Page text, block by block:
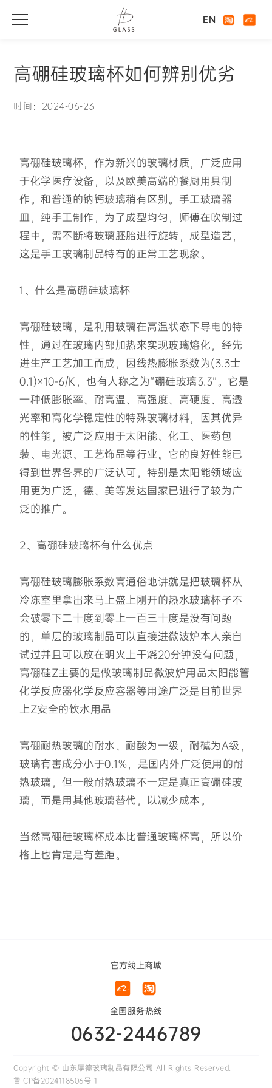
EN
高硼硅玻璃杯如何辨别优劣
时间：2024-06-23
高硼硅玻璃杯，作为新兴的玻璃材质，广泛应用
于化学医疗设备，以及欧美高端的餐厨用具制
作。和普通的钠钙玻璃稍有区别。手工玻璃器
皿，纯手工制作，为了成型均匀，师傅在吹制过
程中，需不断将玻璃胚胎进行旋转，成型造艺，
这是手工玻璃制品特有的正常工艺现象。
1、什么是高硼硅玻璃杯
高硼硅玻璃，是利用玻璃在高温状态下导电的特
性，通过在玻璃内部加热来实现玻璃熔化，经先
进生产工艺加工而成，因线热膨胀系数为(3.3士
0.1)×10-6/K，也有人称之为“硼硅玻璃3.3”。它是
一种低膨胀率、耐高温、高强度、高硬度、高透
光率和高化学稳定性的特殊玻璃材料，因其优异
的性能，被广泛应用于太阳能、化工、医药包
装、电光源、工艺饰品等行业。它的良好性能已
得到世界各界的广泛认可，特别是太阳能领域应
用更为广泛，德、美等发达国家已进行了较为广
泛的推广。
2、高硼硅玻璃杯有什么优点
高硼硅玻璃膨胀系数高通俗地讲就是把玻璃杯从
冷冻室里拿出来马上盛上刚开的热水玻璃杯子不
会破零下二十度到零上一百三十度是没有问题
的，单层的玻璃制品可以直接进微波炉本人亲自
试过并且可以放在明火上干烧20分钟没有问题，
高硼硅Z主要的是做玻璃制品微波炉用品太阳能管
化学反应器化学反应容器等用途广泛是目前世界
上Z安全的饮水用品
高硼耐热玻璃的耐水、耐酸为一级，耐碱为A级，
玻璃有害成分小于0.1%，是国内外广泛使用的耐
热玻璃，但一般耐热玻璃不一定是真正高硼硅玻
璃，而是用其他玻璃替代，以减少成本。
当然高硼硅玻璃杯成本比普通玻璃杯高，所以价
格上也肯定是有差距。
官方线上商城
全国服务热线
0632-2446789
Copyright © 山东厚德玻璃制品有限公司 All Rights Reserved.
鲁ICP备2024118506号-1